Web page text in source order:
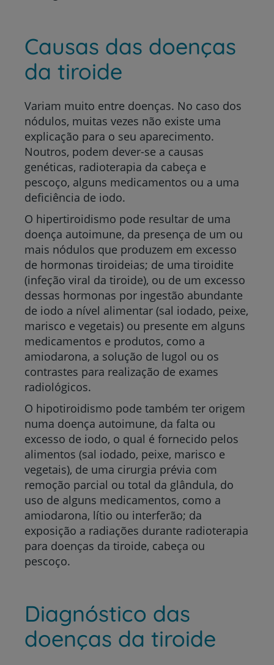
Causas das doenças
da tiroide
Variam muito entre doenças. No caso dos
nódulos, muitas vezes não existe uma
explicação para o seu aparecimento.
Noutros, podem dever-se a causas
genéticas, radioterapia da cabeça e
pescoço, alguns medicamentos ou a uma
deficiência de iodo.
O hipertiroidismo pode resultar de uma
doença autoimune, da presença de um ou
mais nódulos que produzem em excesso
de hormonas tiroideias; de uma tiroidite
(infeção viral da tiroide), ou de um excesso
dessas hormonas por ingestão abundante
de iodo a nível alimentar (sal iodado, peixe,
marisco e vegetais) ou presente em alguns
medicamentos e produtos, como a
amiodarona, a solução de lugol ou os
contrastes para realização de exames
radiológicos.
O hipotiroidismo pode também ter origem
numa doença autoimune, da falta ou
excesso de iodo, o qual é fornecido pelos
alimentos (sal iodado, peixe, marisco e
vegetais), de uma cirurgia prévia com
remoção parcial ou total da glândula, do
uso de alguns medicamentos, como a
amiodarona, lítio ou interferão; da
exposição a radiações durante radioterapia
para doenças da tiroide, cabeça ou
pescoço.
Diagnóstico das
doenças da tiroide